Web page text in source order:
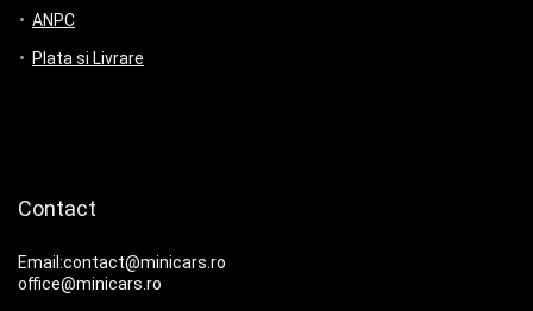
ANPC
Plata si Livrare
Contact
Email:contact@minicars.ro
office@minicars.ro